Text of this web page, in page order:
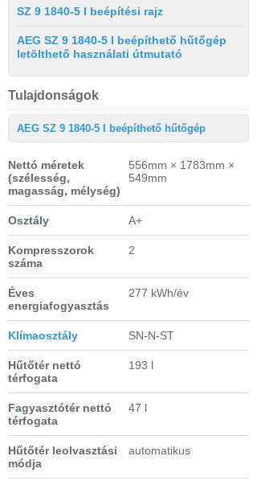
SZ 9 1840-5 I beépítési rajz
AEG SZ 9 1840-5 I beépíthető hűtőgép
letölthető használati útmutató
Tulajdonságok
AEG SZ 9 1840-5 I beépíthető hűtőgép
Nettó méretek
(szélesség,
magasság, mélység)
556mm × 1783mm ×
549mm
Osztály A+
Kompresszorok
száma
2
Éves
energiafogyasztás
277 kWh/év
Klímaosztály SN-N-ST
Hűtőtér nettó
térfogata
193 l
Fagyasztótér nettó
térfogata
47 l
Hűtőtér leolvasztási
módja
automatikus